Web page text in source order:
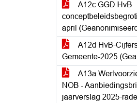
A12c GGD HvB
april
A12d HvB-
Gemeente-2025
A13a
NOB -
jaarverslag 2025-